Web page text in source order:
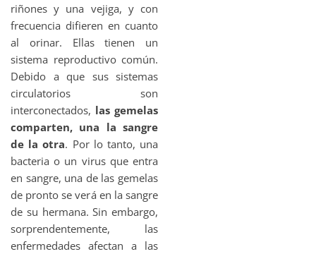
riñones y una vejiga, y con
frecuencia difieren en cuanto
al orinar. Ellas tienen un
sistema reproductivo común.
Debido a que sus sistemas
circulatorios son
interconectados, las gemelas
comparten, una la sangre
de la otra. Por lo tanto, una
bacteria o un virus que entra
en sangre, una de las gemelas
de pronto se verá en la sangre
de su hermana. Sin embargo,
sorprendentemente, las
enfermedades afectan a las